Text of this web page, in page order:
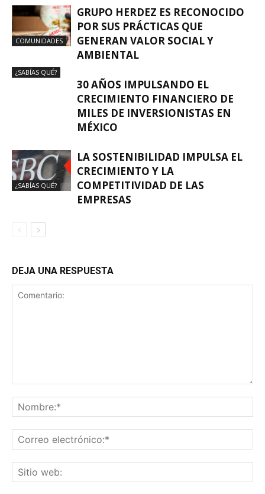
COMUNIDADES
GRUPO HERDEZ ES RECONOCIDO
POR SUS PRÁCTICAS QUE
GENERAN VALOR SOCIAL Y
AMBIENTAL
¿SABÍAS QUÉ?
30 AÑOS IMPULSANDO EL
CRECIMIENTO FINANCIERO DE
MILES DE INVERSIONISTAS EN
MÉXICO
¿SABÍAS QUÉ?
LA SOSTENIBILIDAD IMPULSA EL
CRECIMIENTO Y LA
COMPETITIVIDAD DE LAS
EMPRESAS
DEJA UNA RESPUESTA